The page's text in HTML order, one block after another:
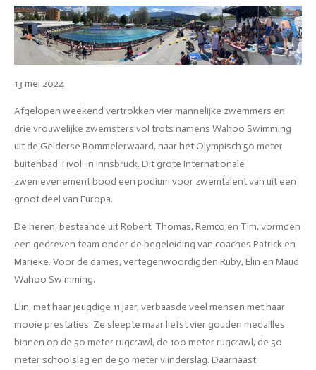
13 mei 2024
Afgelopen weekend vertrokken vier mannelijke zwemmers en
drie vrouwelijke zwemsters vol trots namens Wahoo Swimming
uit de Gelderse Bommelerwaard, naar het Olympisch 50 meter
buitenbad Tivoli in Innsbruck. Dit grote Internationale
zwemevenement bood een podium voor zwemtalent van uit een
groot deel van Europa.
De heren, bestaande uit Robert, Thomas, Remco en Tim, vormden
een gedreven team onder de begeleiding van coaches Patrick en
Marieke. Voor de dames, vertegenwoordigden Ruby, Elin en Maud
Wahoo Swimming.
Elin, met haar jeugdige 11 jaar, verbaasde veel mensen met haar
mooie prestaties. Ze sleepte maar liefst vier gouden medailles
binnen op de 50 meter rugcrawl, de 100 meter rugcrawl, de 50
meter schoolslag en de 50 meter vlinderslag. Daarnaast